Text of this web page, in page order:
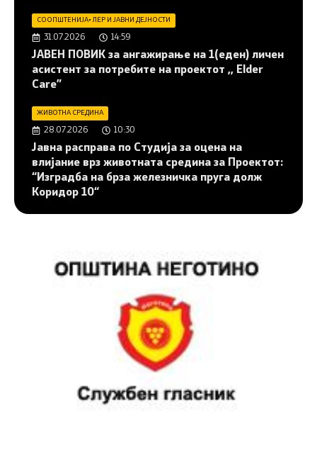
СООПШТЕНИЈА•ЛЕР И ЈАВНИ ДЕЈНОСТИ
31.07.2026 14:59
JАВЕН ПОВИК за ангажирање на 1(еден) личен
асистент за потребите на проектот ,, Elder
Care”
ЖИВОТНА СРЕДИНА
28.07.2026 10:30
Јавна расправа по Студија за оцена на
влијание врз животната средина за Проектот:
“Изградба на брза железничка пруга долж
Коридор 10“